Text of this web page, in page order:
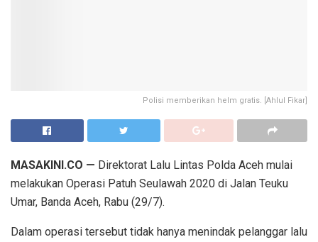
Polisi memberikan helm gratis. [Ahlul Fikar]
MASAKINI.CO — Direktorat Lalu Lintas Polda Aceh mulai
melakukan Operasi Patuh Seulawah 2020 di Jalan Teuku
Umar, Banda Aceh, Rabu (29/7).
Dalam operasi tersebut tidak hanya menindak pelanggar lalu